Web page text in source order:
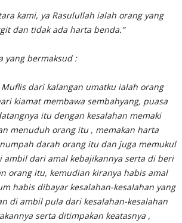
kami, ya Rasulullah ialah orang yang
dan tidak ada harta benda.”
yang bermaksud :
Muflis dari kalangan umatku ialah orang
kiamat membawa sembahyang, puasa
itu dengan kesalahan memaki
menuduh orang itu , memakan harta
darah orang itu dan juga memukul
ambil dari amal kebajikannya serta di beri
orang itu, kemudian kiranya habis amal
habis dibayar kesalahan-kesalahan yang
di ambil pula dari kesalahan-kesalahan
serta ditimpakan keatasnya ,